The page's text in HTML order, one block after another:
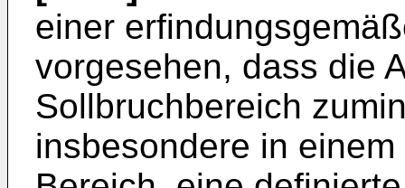
einer
vorgesehen, dass die
Sollbruchbereich
insbesondere in